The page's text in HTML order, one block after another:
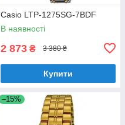
Casio LTP-1275SG-7BDF
В наявності
2 873 ₴ 3 380 ₴
Купити
–15%